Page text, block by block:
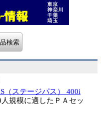
（ステージパス） 400i
規模に適したＰＡセッ